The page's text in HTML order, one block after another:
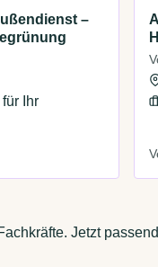
–
Ihr
Jetzt